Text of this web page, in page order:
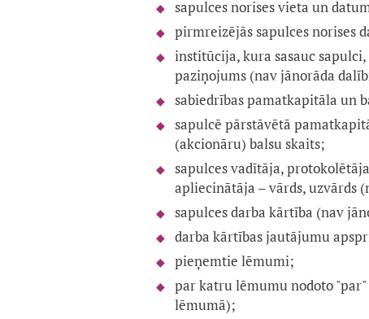
sapulces norises vieta un
pirmreizējās sapulces norises
institūcija, kura sasauc
paziņojums (nav jānorāda
sabiedrības pamatkapitāla un
sapulcē pārstāvētā
(akcionāru) balsu skaits;
sapulces vadītāja,
apliecinātāja – vārds, uzvārds
sapulces darba kārtība (nav
darba kārtības jautājumu
pieņemtie lēmumi;
par katru lēmumu nodoto
lēmumā);